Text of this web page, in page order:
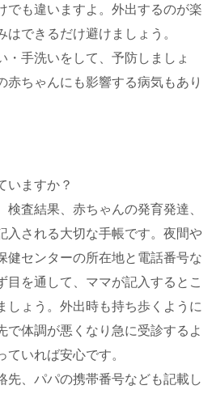
でも違いますよ。外出するのが楽
はできるだけ避けましょう。
・手洗いをして、予防しましょ
赤ちゃんにも影響する病気もあり
いますか？
査結果、赤ちゃんの発育発達、
入される大切な手帳です。夜間や
健センターの所在地と電話番号な
目を通して、ママが記入するとこ
しょう。外出時も持ち歩くように
で体調が悪くなり急に受診するよ
ていれば安心です。
先、パパの携帯番号なども記載し